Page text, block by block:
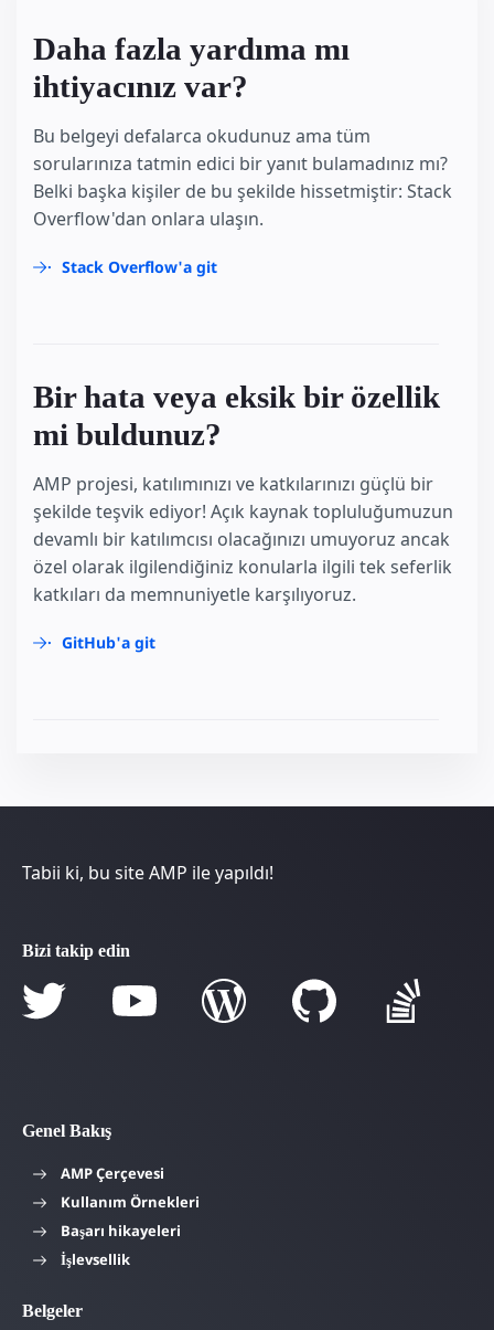
Daha fazla yardıma mı
ihtiyacınız var?
Bu belgeyi defalarca okudunuz ama tüm
sorularınıza tatmin edici bir yanıt bulamadınız mı?
Belki başka kişiler de bu şekilde hissetmiştir: Stack
Overflow'dan onlara ulaşın.
Stack Overflow'a git
Bir hata veya eksik bir özellik
mi buldunuz?
AMP projesi, katılımınızı ve katkılarınızı güçlü bir
şekilde teşvik ediyor! Açık kaynak topluluğumuzun
devamlı bir katılımcısı olacağınızı umuyoruz ancak
özel olarak ilgilendiğiniz konularla ilgili tek seferlik
katkıları da memnuniyetle karşılıyoruz.
GitHub'a git
Tabii ki, bu site AMP ile yapıldı!
Bizi takip edin
Genel Bakış
AMP Çerçevesi
Kullanım Örnekleri
Başarı hikayeleri
İşlevsellik
Belgeler